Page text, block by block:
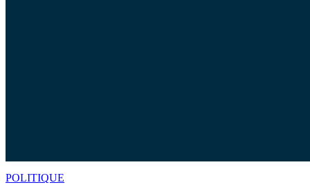
POLITIQUE